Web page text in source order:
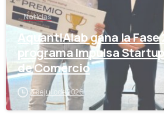
Noticias
AquantIAlab gana la Fase
programa Impulsa
de Comercio
3 de julio de 2026